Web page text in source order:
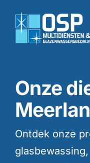
content
Diensten
Onze
Ontdek onze